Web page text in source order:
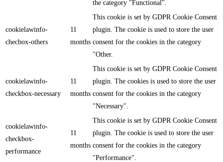
the category "Functional".
cookielawinfo-
checbox-others
11
months
This cookie is set by GDPR Cookie Consent
plugin. The cookie is used to store the user
consent for the cookies in the category
"Other.
cookielawinfo-
checkbox-necessary
11
months
This cookie is set by GDPR Cookie Consent
plugin. The cookies is used to store the user
consent for the cookies in the category
"Necessary".
cookielawinfo-
checkbox-
performance
11
months
This cookie is set by GDPR Cookie Consent
plugin. The cookie is used to store the user
consent for the cookies in the category
"Performance".